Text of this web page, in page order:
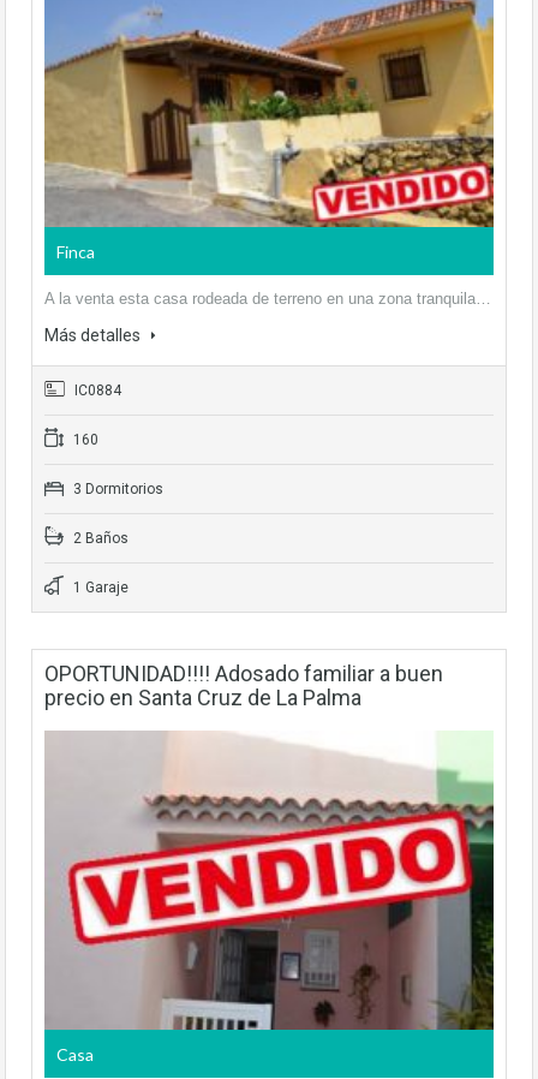
Finca
A la venta esta casa rodeada de terreno en una zona tranquila…
Más detalles
IC0884
160
3 Dormitorios
2 Baños
1 Garaje
OPORTUNIDAD!!!! Adosado familiar a buen
precio en Santa Cruz de La Palma
Casa